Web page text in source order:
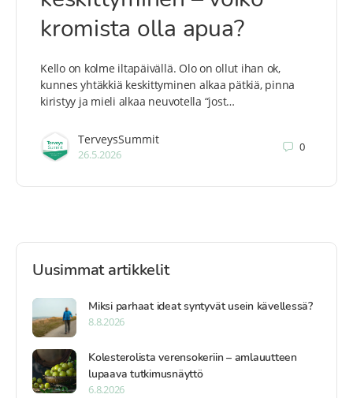
kromista olla apua?
Kello on kolme iltapäivällä. Olo on ollut ihan ok,
kunnes yhtäkkiä keskittyminen alkaa pätkiä, pinna
kiristyy ja mieli alkaa neuvotella “jost…
TerveysSummit
26.5.2026
0
Uusimmat artikkelit
Miksi parhaat ideat syntyvät usein kävellessä?
8.8.2026
Kolesterolista verensokeriin – amlauutteen
lupaava tutkimusnäyttö
6.8.2026